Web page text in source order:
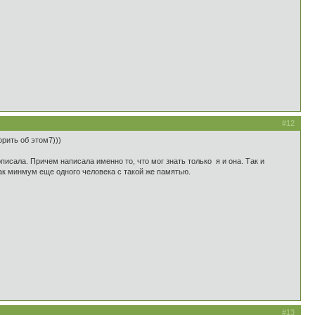
#12
об этом7)))
Причем написала именно то, что мог знать только я и она. Так и
минмум еще одного человека с такой же памятью.
#13